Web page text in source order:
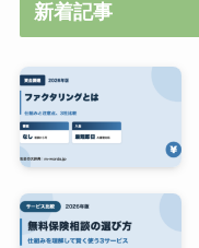
新着記事